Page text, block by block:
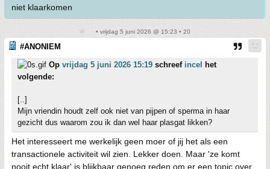
niet klaarkomen
• vrijdag 5 juni 2026 @ 15:23 • 20
#ANONIEM
Op vrijdag 5 juni 2026 15:19 schreef incel
het
volgende:
[..]
Mijn vriendin houdt zelf ook niet van pijpen of sperma in haar
gezicht dus waarom zou ik dan wel haar plasgat likken?
Het interesseert me werkelijk geen moer of jij het als een
transactionele activiteit wil zien. Lekker doen. Maar 'ze komt
nooit echt klaar' is blijkbaar genoeg reden om er een topic over